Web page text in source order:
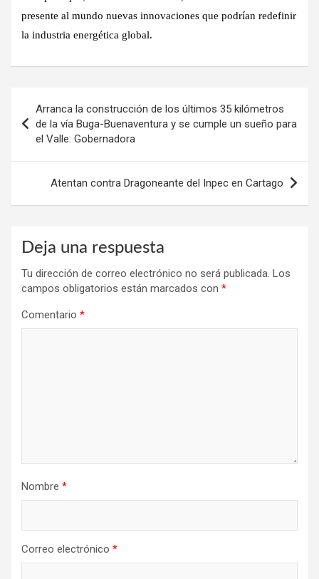
presente al mundo nuevas innovaciones que podrían redefinir
la industria energética global.
de
entradas
Arranca la construcción de los últimos 35 kilómetros
de la vía Buga-Buenaventura y se cumple un sueño para
el Valle: Gobernadora
Atentan contra Dragoneante del Inpec en Cartago
Deja una respuesta
Tu dirección de correo electrónico no será publicada. Los
campos obligatorios están marcados con *
Comentario *
Nombre *
Correo electrónico *